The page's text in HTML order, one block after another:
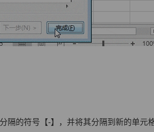
的符号【-】，并将其分隔到新的单元格